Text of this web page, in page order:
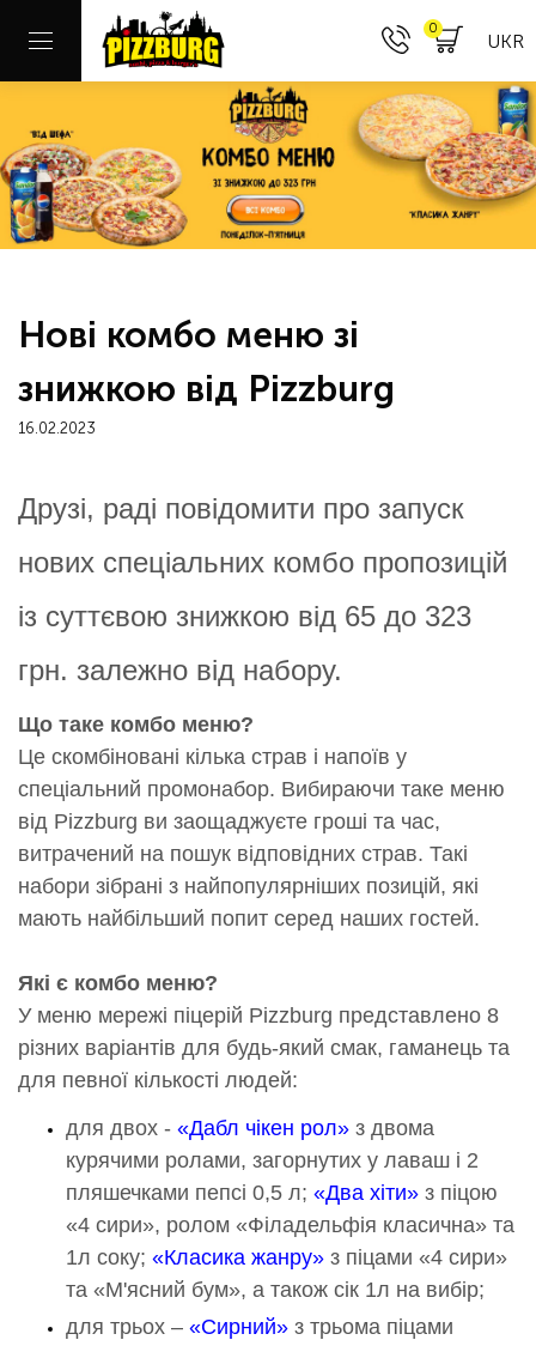
0
UKR
Нові комбо меню зі
знижкою від Pizzburg
16.02.2023
Друзі, раді повідомити про запуск
нових спеціальних комбо пропозицій
із суттєвою знижкою від 65 до 323
грн. залежно від набору.
Що таке комбо меню?
Це скомбіновані кілька страв і напоїв у
спеціальний промонабор. Вибираючи таке меню
від Pizzburg ви заощаджуєте гроші та час,
витрачений на пошук відповідних страв. Такі
набори зібрані з найпопулярніших позицій, які
мають найбільший попит серед наших гостей.
Які є комбо меню?
У меню мережі піцерій Pizzburg представлено 8
різних варіантів для будь-який смак, гаманець та
для певної кількості людей:
для двох - «Дабл чікен рол» з двома
курячими ролами, загорнутих у лаваш і 2
пляшечками пепсі 0,5 л; «Два хіти» з піцою
«4 сири», ролом «Філадельфія класична» та
1л соку; «Класика жанру» з піцами «4 сири»
та «М'ясний бум», а також сік 1л на вибір;
для трьох – «Сирний» з трьома піцами